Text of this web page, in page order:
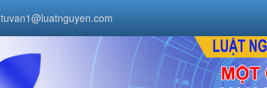
tuvan1@luatnguyen.com